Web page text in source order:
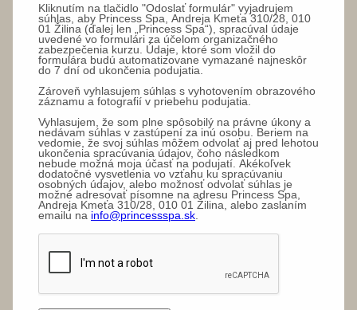
Kliknutím na tlačidlo "Odoslať formulár" vyjadrujem
súhlas, aby Princess Spa, Andreja Kmeťa 310/28, 010
01 Žilina (ďalej len „Princess Spa“), spracúval údaje
uvedené vo formulári za účelom organizačného
zabezpečenia kurzu. Údaje, ktoré som vložil do
formulára budú automatizovane vymazané najneskôr
do 7 dní od ukončenia podujatia.
Zároveň vyhlasujem súhlas s vyhotovením obrazového
záznamu a fotografií v priebehu podujatia.
Vyhlasujem, že som plne spôsobilý na právne úkony a
nedávam súhlas v zastúpení za inú osobu. Beriem na
vedomie, že svoj súhlas môžem odvolať aj pred lehotou
ukončenia spracúvania údajov, čoho následkom
nebude možná moja účasť na podujatí. Akékoľvek
dodatočné vysvetlenia vo vzťahu ku spracúvaniu
osobných údajov, alebo možnosť odvolať súhlas je
možné adresovať písomne na adresu Princess Spa,
Andreja Kmeťa 310/28, 010 01 Žilina, alebo zaslaním
emailu na info@princessspa.sk.